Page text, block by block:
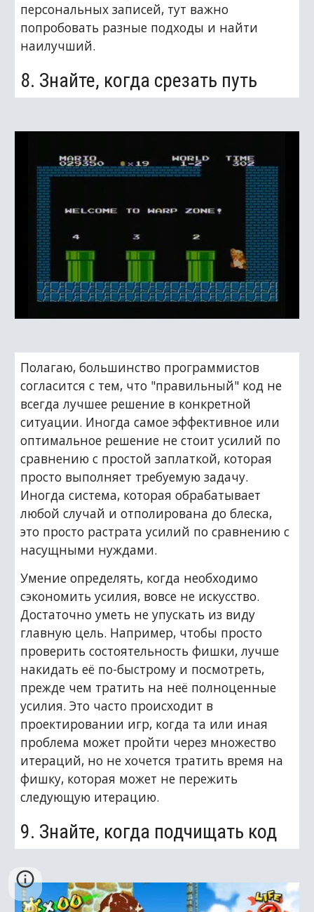
персональных записей, тут важно
попробовать разные подходы и найти
наилучший.
8. Знайте, когда срезать путь
Полагаю, большинство программистов
согласится с тем, что "правильный" код не
всегда лучшее решение в конкретной
ситуации. Иногда самое эффективное или
оптимальное решение не стоит усилий по
сравнению с простой заплаткой, которая
просто выполняет требуемую задачу.
Иногда система, которая обрабатывает
любой случай и отполирована до блеска,
это просто растрата усилий по сравнению с
насущными нуждами.
Умение определять, когда необходимо
сэкономить усилия, вовсе не искусство.
Достаточно уметь не упускать из виду
главную цель. Например, чтобы просто
проверить состоятельность фишки, лучше
накидать её по-быстрому и посмотреть,
прежде чем тратить на неё полноценные
усилия. Это часто происходит в
проектировании игр, когда та или иная
проблема может пройти через множество
итераций, но не хочется тратить время на
фишку, которая может не пережить
следующую итерацию.
9. Знайте, когда подчищать код